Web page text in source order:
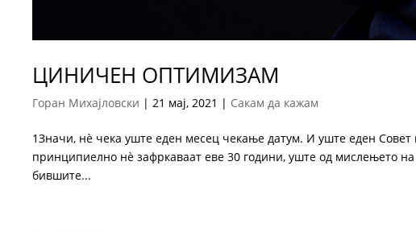
ЦИНИЧЕН ОПТИМИЗАМ
Горан Михајловски |21 мај, 2021 | Сакам да кажам
1Значи, нè чека уште еден месец чекање датум. И уште еден
принципиелно нè зафркаваат еве 30 години, уште од мислењето
бившите...